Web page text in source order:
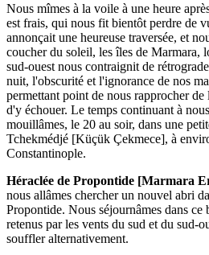
Nous mîmes à la voile à une heure
est frais, qui nous fit bientôt perdre de
annonçait une heureuse traversée, et
coucher du soleil, les îles de Marmara,
sud-ouest nous contraignit de
nuit, l'obscurité et l'ignorance de nos
permettant point de nous rapprocher
d'y échouer. Le temps continuant à
mouillâmes, le 20 au soir, dans une
Tchekmédjé [Küçük Çekmece], à
Constantinople.
Héraclée de Propontide [Marmara
nous allâmes chercher un nouvel abri
Propontide. Nous séjournâmes dans ce
retenus par les vents du sud et du sud-
souffler alternativement.